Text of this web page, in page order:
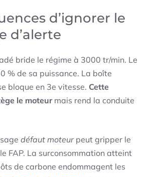
d’ignorer le
d’alerte
bride le régime à 3000 tr/min. Le
% de sa puissance. La boîte
bloque en 3e vitesse. Cette
le moteurmais rend la conduite
défaut moteurpeut gripper le
FAP. La surconsommation atteint
de carbone endommagent les